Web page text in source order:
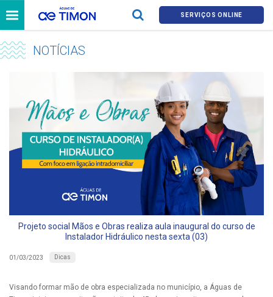
SERVIÇOS ONLINE
NOTÍCIAS
Projeto social Mãos e Obras realiza aula inaugural do curso de
Instalador Hidráulico nesta sexta (03)
01/03/2023 Dicas
Visando formar mão de obra especializada no município, a Águas de